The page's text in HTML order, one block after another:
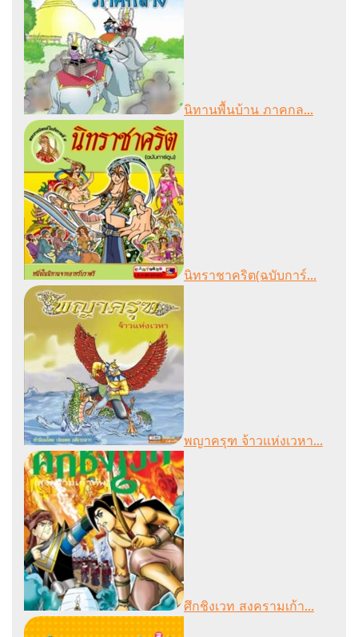
นิทานพื้นบ้าน ภาคกล...
นิทราชาคริต(ฉบับการ์...
พญาครุฑ จ้าวแห่งเวหา...
ศึกชิงเวท สงครามเก้า...